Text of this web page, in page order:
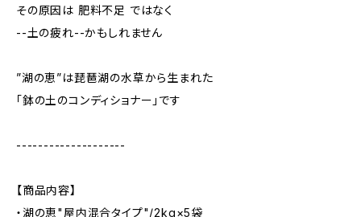
その原因は 肥料不足 ではなく
--土の疲れ--かもしれません
”湖の恵”は琵琶湖の水草から生まれた
「鉢の土のコンディショナー」です
--------------------
【商品内容】
・湖の恵"屋内混合タイプ"/2kg×5袋